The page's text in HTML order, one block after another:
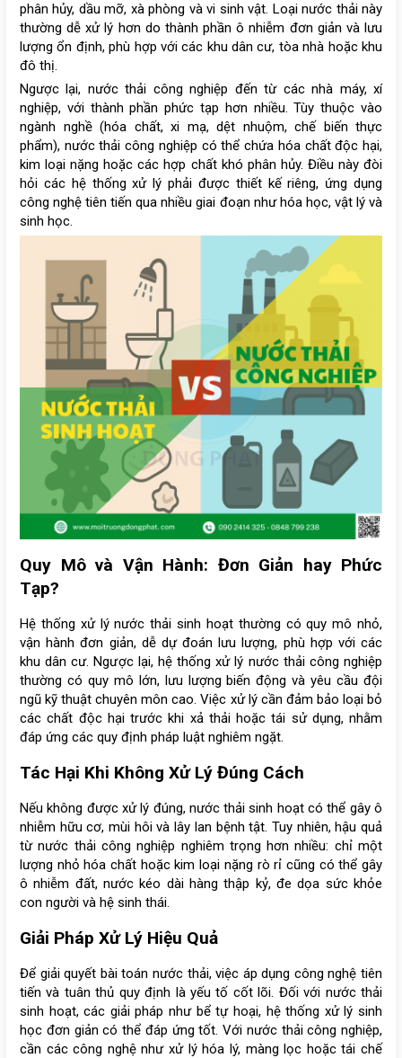
phân hủy, dầu mỡ, xà phòng và vi sinh vật. Loại nước thải này
thường dễ xử lý hơn do thành phần ô nhiễm đơn giản và lưu
lượng ổn định, phù hợp với các khu dân cư, tòa nhà hoặc khu
đô thị.
Ngược lại, nước thải công nghiệp đến từ các nhà máy, xí
nghiệp, với thành phần phức tạp hơn nhiều. Tùy thuộc vào
ngành nghề (hóa chất, xi mạ, dệt nhuộm, chế biến thực
phẩm), nước thải công nghiệp có thể chứa hóa chất độc hại,
kim loại nặng hoặc các hợp chất khó phân hủy. Điều này đòi
hỏi các hệ thống xử lý phải được thiết kế riêng, ứng dụng
công nghệ tiên tiến qua nhiều giai đoạn như hóa học, vật lý và
sinh học.
Quy Mô và Vận Hành: Đơn Giản hay Phức
Tạp?
Hệ thống xử lý nước thải sinh hoạt thường có quy mô nhỏ,
vận hành đơn giản, dễ dự đoán lưu lượng, phù hợp với các
khu dân cư. Ngược lại, hệ thống xử lý nước thải công nghiệp
thường có quy mô lớn, lưu lượng biến động và yêu cầu đội
ngũ kỹ thuật chuyên môn cao. Việc xử lý cần đảm bảo loại bỏ
các chất độc hại trước khi xả thải hoặc tái sử dụng, nhằm
đáp ứng các quy định pháp luật nghiêm ngặt.
Tác Hại Khi Không Xử Lý Đúng Cách
Nếu không được xử lý đúng, nước thải sinh hoạt có thể gây ô
nhiễm hữu cơ, mùi hôi và lây lan bệnh tật. Tuy nhiên, hậu quả
từ nước thải công nghiệp nghiêm trọng hơn nhiều: chỉ một
lượng nhỏ hóa chất hoặc kim loại nặng rò rỉ cũng có thể gây
ô nhiễm đất, nước kéo dài hàng thập kỷ, đe dọa sức khỏe
con người và hệ sinh thái.
Giải Pháp Xử Lý Hiệu Quả
Để giải quyết bài toán nước thải, việc áp dụng công nghệ tiên
tiến và tuân thủ quy định là yếu tố cốt lõi. Đối với nước thải
sinh hoạt, các giải pháp như bể tự hoại, hệ thống xử lý sinh
học đơn giản có thể đáp ứng tốt. Với nước thải công nghiệp,
cần các công nghệ như xử lý hóa lý, màng lọc hoặc tái chế